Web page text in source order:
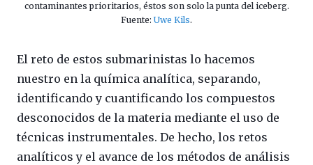
contaminantes prioritarios, éstos son solo la punta del iceberg.
Fuente: Uwe Kils.
El reto de estos submarinistas lo hacemos
nuestro en la química analítica, separando,
identificando y cuantificando los compuestos
desconocidos de la materia mediante el uso de
técnicas instrumentales. De hecho, los retos
analíticos y el avance de los métodos de análisis